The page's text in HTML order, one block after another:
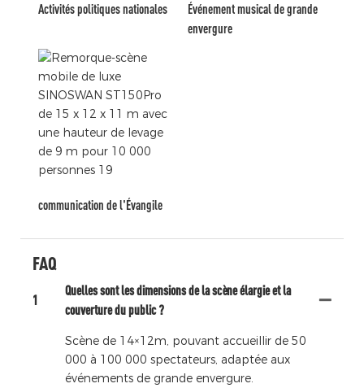
Activités politiques nationales
Événement musical de grande
envergure
communication de l'Évangile
FAQ
1
Quelles sont les dimensions de la scène élargie et la
couverture du public ?
Scène de 14×12m, pouvant accueillir de 50
000 à 100 000 spectateurs, adaptée aux
événements de grande envergure.